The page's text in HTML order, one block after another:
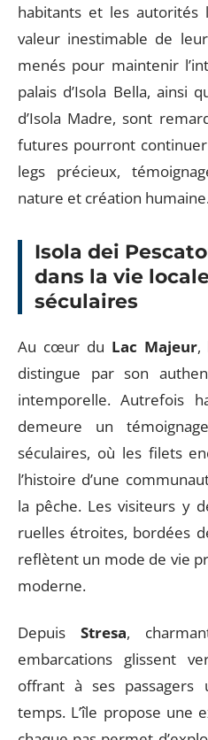
habitants et les autorités
valeur inestimable de
menés pour maintenir
palais d’Isola Bella, ainsi
d’Isola Madre, sont
futures pourront
legs précieux,
nature et création
Isola dei
dans la vie
séculaires
Au cœur du Lac Majeur,
distingue par son
intemporelle. Autrefois
demeure un
séculaires, où les filets
l’histoire d’une
la pêche. Les visiteurs y
ruelles étroites, bordées
reflètent un mode de vie
moderne.
Depuis Stresa,
embarcations glissent
offrant à ses
temps. L’île propose une